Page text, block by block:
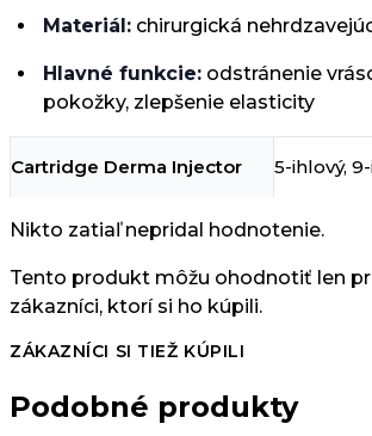
Materiál: chirurgická
Hlavné funkcie: odstránenie
pokožky, zlepšenie elasticity
Cartridge Derma Injector 5-ihlový,
Nikto zatiaľ nepridal hodnotenie.
Tento produkt môžu ohodnotiť len
zákazníci, ktorí si ho kúpili.
ZÁKAZNÍCI SI TIEŽ KÚPILI
Podobné produkty